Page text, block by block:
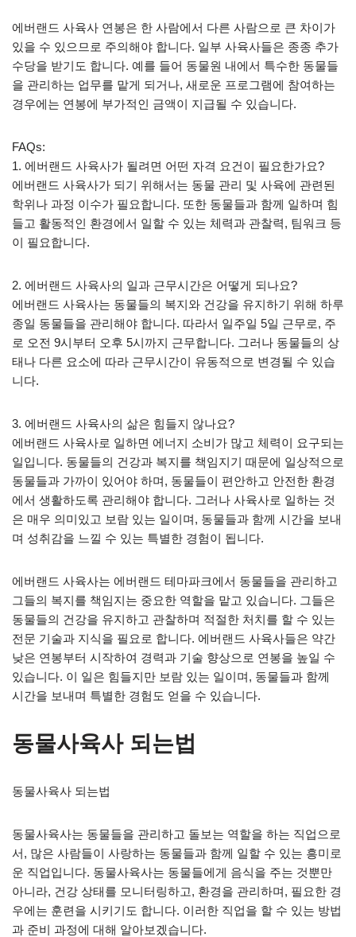
에버랜드 사육사 연봉은 한 사람에서 다른 사람으로 큰 차이가
있을 수 있으므로 주의해야 합니다. 일부 사육사들은 종종 추가
수당을 받기도 합니다. 예를 들어 동물원 내에서 특수한 동물들
을 관리하는 업무를 맡게 되거나, 새로운 프로그램에 참여하는
경우에는 연봉에 부가적인 금액이 지급될 수 있습니다.
FAQs:
1. 에버랜드 사육사가 될려면 어떤 자격 요건이 필요한가요?
에버랜드 사육사가 되기 위해서는 동물 관리 및 사육에 관련된
학위나 과정 이수가 필요합니다. 또한 동물들과 함께 일하며 힘
들고 활동적인 환경에서 일할 수 있는 체력과 관찰력, 팀워크 등
이 필요합니다.
2. 에버랜드 사육사의 일과 근무시간은 어떻게 되나요?
에버랜드 사육사는 동물들의 복지와 건강을 유지하기 위해 하루
종일 동물들을 관리해야 합니다. 따라서 일주일 5일 근무로, 주
로 오전 9시부터 오후 5시까지 근무합니다. 그러나 동물들의 상
태나 다른 요소에 따라 근무시간이 유동적으로 변경될 수 있습
니다.
3. 에버랜드 사육사의 삶은 힘들지 않나요?
에버랜드 사육사로 일하면 에너지 소비가 많고 체력이 요구되는
일입니다. 동물들의 건강과 복지를 책임지기 때문에 일상적으로
동물들과 가까이 있어야 하며, 동물들이 편안하고 안전한 환경
에서 생활하도록 관리해야 합니다. 그러나 사육사로 일하는 것
은 매우 의미있고 보람 있는 일이며, 동물들과 함께 시간을 보내
며 성취감을 느낄 수 있는 특별한 경험이 됩니다.
에버랜드 사육사는 에버랜드 테마파크에서 동물들을 관리하고
그들의 복지를 책임지는 중요한 역할을 맡고 있습니다. 그들은
동물들의 건강을 유지하고 관찰하며 적절한 처치를 할 수 있는
전문 기술과 지식을 필요로 합니다. 에버랜드 사육사들은 약간
낮은 연봉부터 시작하여 경력과 기술 향상으로 연봉을 높일 수
있습니다. 이 일은 힘들지만 보람 있는 일이며, 동물들과 함께
시간을 보내며 특별한 경험도 얻을 수 있습니다.
동물사육사 되는법
동물사육사 되는법
동물사육사는 동물들을 관리하고 돌보는 역할을 하는 직업으로
서, 많은 사람들이 사랑하는 동물들과 함께 일할 수 있는 흥미로
운 직업입니다. 동물사육사는 동물들에게 음식을 주는 것뿐만
아니라, 건강 상태를 모니터링하고, 환경을 관리하며, 필요한 경
우에는 훈련을 시키기도 합니다. 이러한 직업을 할 수 있는 방법
과 준비 과정에 대해 알아보겠습니다.